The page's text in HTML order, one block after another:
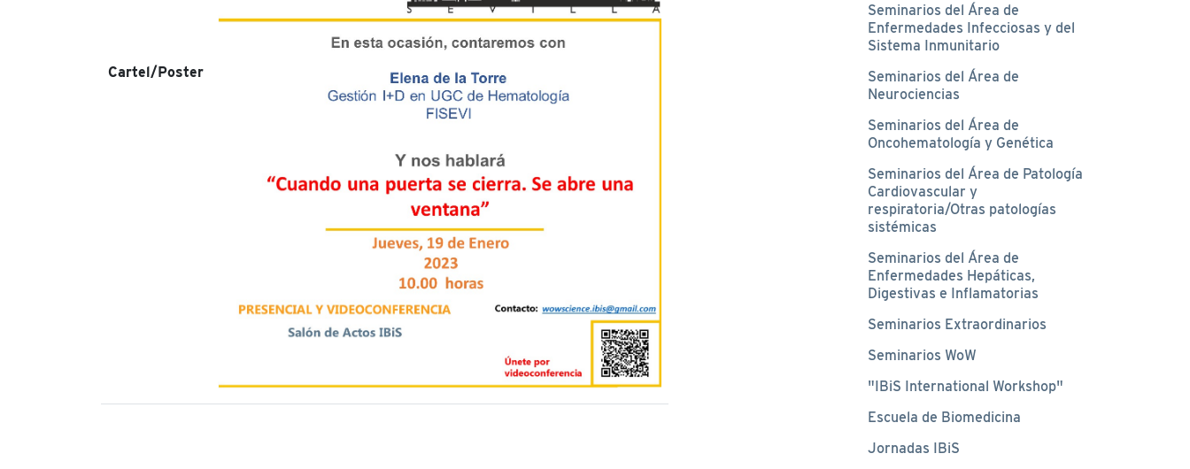
Cartel/Poster
Seminarios del Área de
Enfermedades Infecciosas y del
Sistema Inmunitario
Seminarios del Área de
Neurociencias
Seminarios del Área de
Oncohematología y Genética
Seminarios del Área de Patología
Cardiovascular y
respiratoria/Otras patologías
sistémicas
Seminarios del Área de
Enfermedades Hepáticas,
Digestivas e Inflamatorias
Seminarios Extraordinarios
Seminarios WoW
"IBiS International Workshop"
Escuela de Biomedicina
Jornadas IBiS